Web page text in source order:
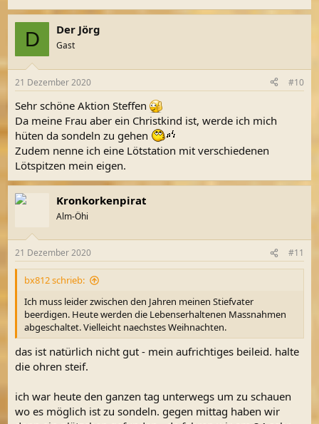
D Der Jörg
Gast
21 Dezember 2020 #10
Sehr schöne Aktion Steffen
Da meine Frau aber ein Christkind ist, werde ich mich
hüten da sondeln zu gehen
Zudem nenne ich eine Lötstation mit verschiedenen
Lötspitzen mein eigen.
Kronkorkenpirat
Alm-Öhi
21 Dezember 2020 #11
bx812 schrieb:
Ich muss leider zwischen den Jahren meinen Stiefvater
beerdigen. Heute werden die Lebenserhaltenen Massnahmen
abgeschaltet. Vielleicht naechstes Weihnachten.
das ist natürlich nicht gut - mein aufrichtiges beileid. halte
die ohren steif.
ich war heute den ganzen tag unterwegs um zu schauen
wo es möglich ist zu sondeln. gegen mittag haben wir